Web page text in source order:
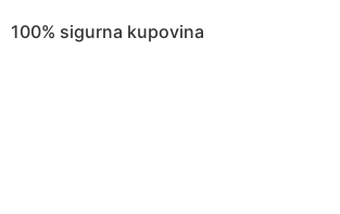
100% sigurna kupovina